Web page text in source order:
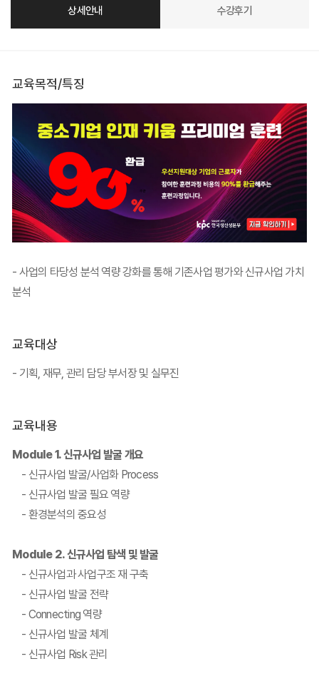
상세안내 수강후기
교육목적/특징
- 사업의 타당성 분석 역량 강화를 통해 기존사업 평가와 신규사업 가치
분석
교육대상
- 기획, 재무, 관리 담당 부서장 및 실무진
교육내용
Module 1. 신규사업 발굴 개요
- 신규사업 발굴/사업화 Process
- 신규사업 발굴 필요 역량
- 환경분석의 중요성
Module 2. 신규사업 탐색 및 발굴
- 신규사업과 사업구조 재 구축
- 신규사업 발굴 전략
- Connecting 역량
- 신규사업 발굴 체계
- 신규사업 Risk 관리